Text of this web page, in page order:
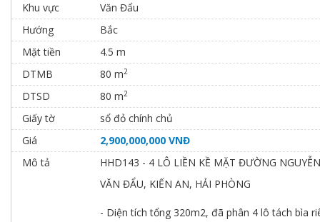
Khu vực
Văn Đẩu
Hướng
Bắc
Mặt tiền
4.5 m
DTMB
80 m2
DTSD 80 m2
Giấy tờ
sổ đỏ chính chủ
Giá
2,900,000,000 VNĐ
Mô tả
HHD143 - 4 LÔ LIỀN KỀ MẶT ĐƯỜNG
VĂN ĐẨU, KIẾN AN, HẢI PHÒNG
- Diện tích tổng 320m2, đã phân 4 lô tách bìa